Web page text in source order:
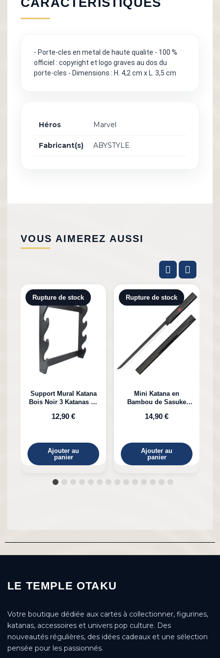
- Porte-cles en metal de haute qualite - 100 %
officiel : copyright et logo graves au dos du
porte-cles - Dimensions : H. 4,2 cm x L. 3,5 cm
Héros Marvel
Fabricant(s) ABYSTYLE
VOUS AIMEREZ AUSSI
Rupture de stock
Support Mural Katana
Bois Noir 3 Katanas en
12,90 €
Ajouter au
panier
Rupture de stock
Mini Katana en
Bambou de Sasuke
14,90 €
Ajouter au
panier
LE TEMPLE OTAKU
Votre boutique dédiée aux cartes à collectionner, figurines,
katanas, accessoires et univers pop culture. Des
nouveautés régulières, des idées cadeaux et une sélection
pensée pour les passionnés.